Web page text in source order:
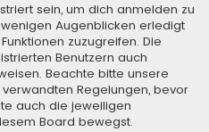
sein, um dich anmelden zu
Augenblicken erledigt
zuzugreifen. Die
Benutzern auch
Beachte bitte unsere
Regelungen, bevor
auch die jeweiligen
Board bewegst.